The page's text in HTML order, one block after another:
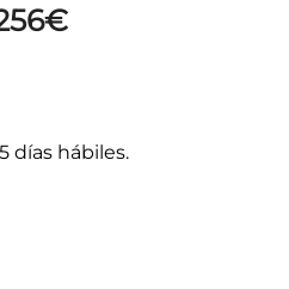
€
días hábiles.